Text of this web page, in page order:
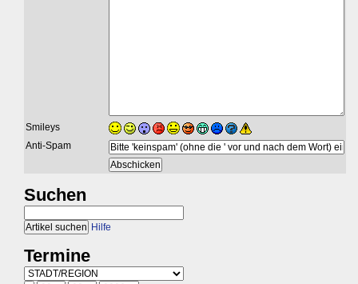
Smileys
Anti-Spam
Suchen
Hilfe
Termine